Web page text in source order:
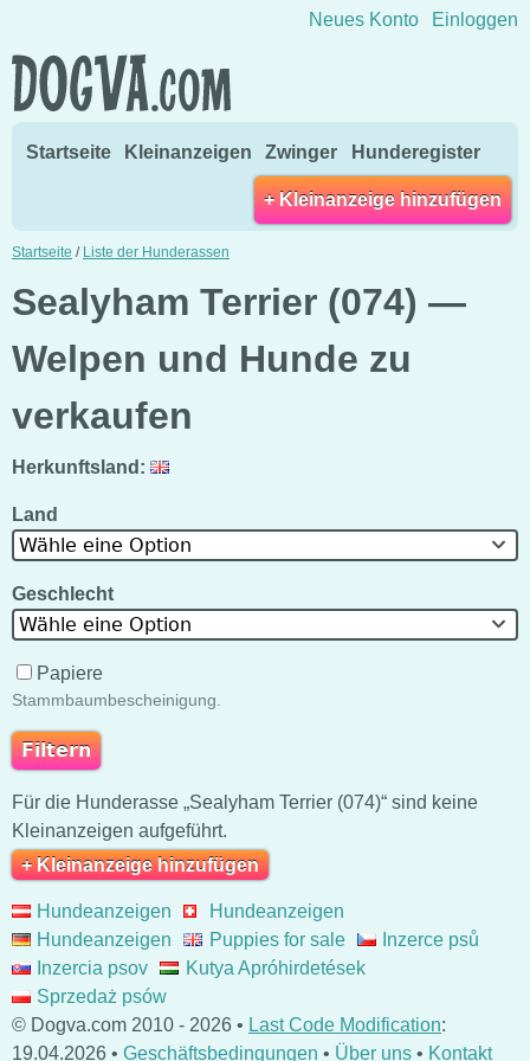
Direkt zum Inhalt wechseln
Neues Konto Einloggen
Startseite Kleinanzeigen Zwinger Hunderegister
+ Kleinanzeige hinzufügen
Startseite / Liste der Hunderassen
Sealyham Terrier (074) —
Welpen und Hunde zu
verkaufen
Herkunftsland:
Land
Wähle eine Option
Geschlecht
Wähle eine Option
Papiere
Stammbaumbescheinigung.
Für die Hunderasse „Sealyham Terrier (074)“ sind keine
Kleinanzeigen aufgeführt.
+ Kleinanzeige hinzufügen
Hundeanzeigen
Hundeanzeigen
Hundeanzeigen
Puppies for sale
Inzerce psů
Inzercia psov
Kutya Apróhirdetések
Sprzedaż psów
© Dogva.com 2010 - 2026 • Last Code Modification:
19.04.2026 • Geschäftsbedingungen • Über uns • Kontakt